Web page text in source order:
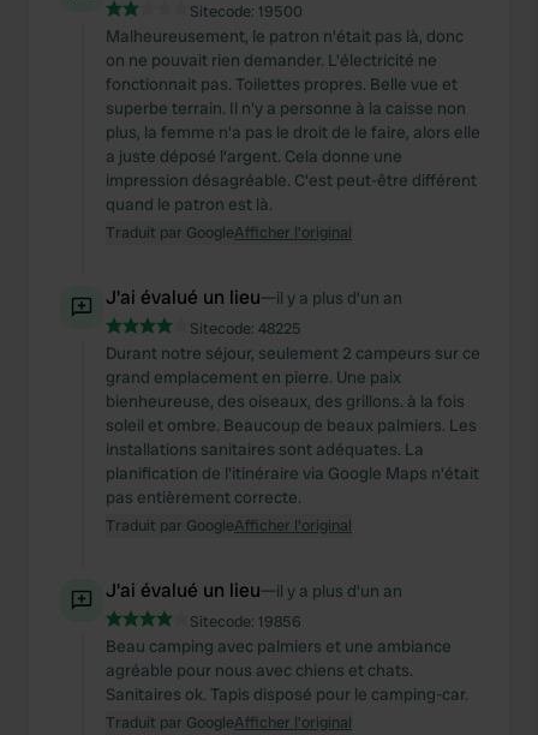
Sitecode: 19500
Malheureusement, le patron n'était pas là, donc
on ne pouvait rien demander. L'électricité ne
fonctionnait pas. Toilettes propres. Belle vue et
superbe terrain. Il n'y a personne à la caisse non
plus, la femme n'a pas le droit de le faire, alors elle
a juste déposé l'argent. Cela donne une
impression désagréable. C'est peut-être différent
quand le patron est là.
Traduit par GoogleAfficher l'original
J'ai évalué un lieu—il y a plus d’un an
Sitecode: 48225
Durant notre séjour, seulement 2 campeurs sur ce
grand emplacement en pierre. Une paix
bienheureuse, des oiseaux, des grillons. à la fois
soleil et ombre. Beaucoup de beaux palmiers. Les
installations sanitaires sont adéquates. La
planification de l'itinéraire via Google Maps n'était
pas entièrement correcte.
Traduit par GoogleAfficher l'original
J'ai évalué un lieu—il y a plus d’un an
Sitecode: 19856
Beau camping avec palmiers et une ambiance
agréable pour nous avec chiens et chats.
Sanitaires ok. Tapis disposé pour le camping-car.
Traduit par GoogleAfficher l'original